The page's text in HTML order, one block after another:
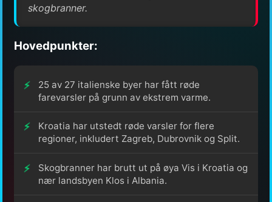
skogbranner.
Hovedpunkter:
25 av 27 italienske byer har fått røde
farevarsler på grunn av ekstrem varme.
Kroatia har utstedt røde varsler for flere
regioner, inkludert Zagreb, Dubrovnik og Split.
Skogbranner har brutt ut på øya Vis i Kroatia og
nær landsbyen Klos i Albania.